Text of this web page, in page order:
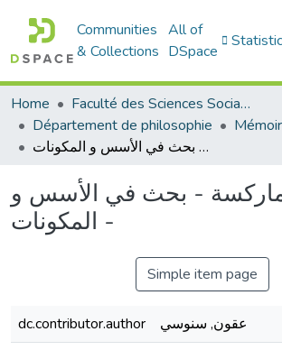
Communities
& Collections
All of
DSpace
Home
Faculté des Sciences Sociales
Département de philosophie
نظرية الماركسة - بحث في الأسس و المكونات -
- بحث في الأسس و
المكونات -
Simple item page
dc.contributor.author
عقون, سنوسي